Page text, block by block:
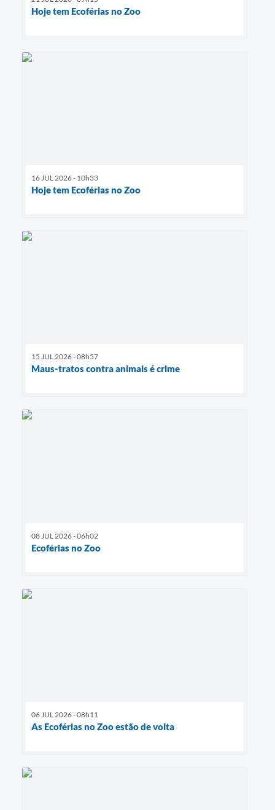
Hoje tem Ecoférias no Zoo
16 JUL 2026 - 10h33
Hoje tem Ecoférias no Zoo
15 JUL 2026 - 08h57
Maus-tratos contra animais é crime
08 JUL 2026 - 06h02
Ecoférias no Zoo
06 JUL 2026 - 08h11
As Ecoférias no Zoo estão de volta